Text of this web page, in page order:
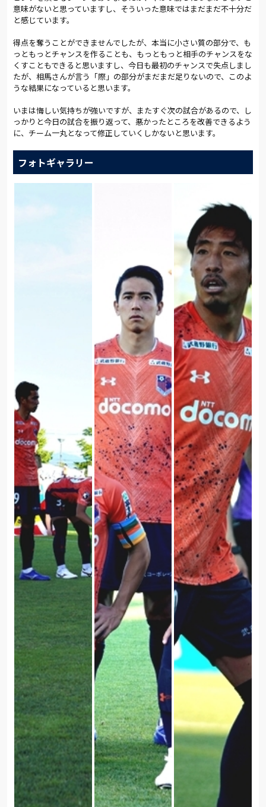
意味がないと思っていますし、そういった意味ではまだまだ不十分だ
と感じています。
得点を奪うことができませんでしたが、本当に小さい質の部分で、も
っともっとチャンスを作ることも、もっともっと相手のチャンスをな
くすこともできると思いますし、今日も最初のチャンスで失点しまし
たが、相馬さんが言う「際」の部分がまだまだ足りないので、このよ
うな結果になっていると思います。
いまは悔しい気持ちが強いですが、またすぐ次の試合があるので、し
っかりと今日の試合を振り返って、悪かったところを改善できるよう
に、チーム一丸となって修正していくしかないと思います。
フォトギャラリー